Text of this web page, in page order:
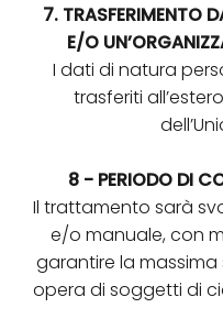
7. TRASFERIMENTO
E/O
I dati di natura
trasferiti
8 - PERIODO DI
Il trattamento sarà
e/o manuale, con
garantire la massima
opera di soggetti di